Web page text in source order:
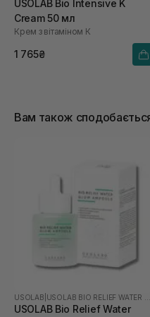
USOLAB Bio Intensive K
Cream 50 мл
Крем з вітаміном К
1 765₴
Вам також
USOLAB
USOLAB Bio Relief Water